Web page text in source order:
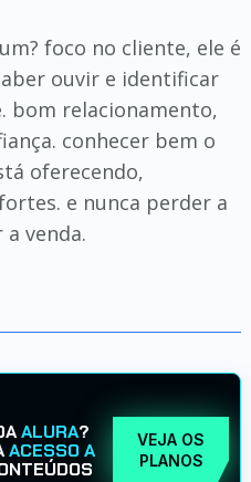
foco no cliente, ele é
ouvir e identificar
bom relacionamento,
conhecer bem o
oferecendo,
e nunca perder a
venda.
ALURA?
ACESSO A
VEJA OS
PLANOS